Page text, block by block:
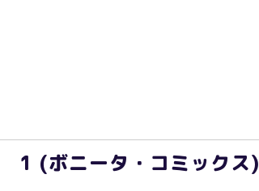
1 (ボニータ・コミックス)